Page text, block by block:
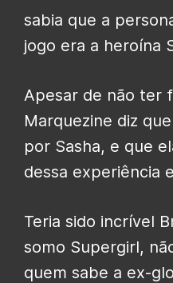
sabia que a
jogo era a heroína
Apesar de não ter
Marquezine diz
por Sasha, e que
dessa experiência
Teria sido incrível
somo Supergirl,
quem sabe a ex-